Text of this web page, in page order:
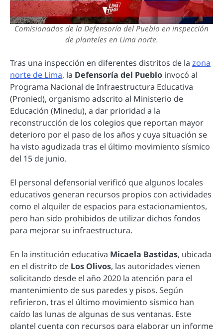
Comisionados de la Defensoría del Pueblo en inspección
de planteles en Lima norte.
Tras una inspección en diferentes distritos de la zona
norte de Lima, la Defensoría del Pueblo invocó al
Programa Nacional de Infraestructura Educativa
(Pronied), organismo adscrito al Ministerio de
Educación (Minedu), a dar prioridad a la
reconstrucción de los colegios que reportan mayor
deterioro por el paso de los años y cuya situación se
ha visto agudizada tras el último movimiento sísmico
del 15 de junio.
El personal defensorial verificó que algunos locales
educativos generan recursos propios con actividades
como el alquiler de espacios para estacionamientos,
pero han sido prohibidos de utilizar dichos fondos
para mejorar su infraestructura.
En la institución educativa Micaela Bastidas, ubicada
en el distrito de Los Olivos, las autoridades vienen
solicitando desde el año 2020 la atención para el
mantenimiento de sus paredes y pisos. Según
refirieron, tras el último movimiento sísmico han
caído las lunas de algunas de sus ventanas. Este
plantel cuenta con recursos para elaborar un informe